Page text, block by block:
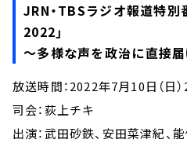
JRN・TBSラジオ報道特別
2022」
～多様な声を政治に直接
放送時間：2022年7月10日（日
司会：荻上チキ
出演：武田砂鉄、安田菜津紀、